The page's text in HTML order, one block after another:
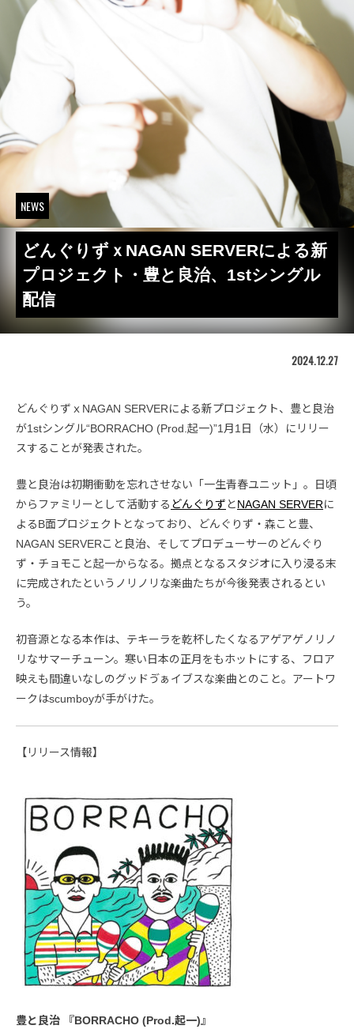
NEWS
どんぐりずｘNAGAN SERVERによる新
プロジェクト・豊と良治、1stシングル
配信
2024.12.27
どんぐりずｘNAGAN SERVERによる新プロジェクト、豊と良治
が1stシングル“BORRACHO (Prod.起一)”1月1日（水）にリリー
スすることが発表された。
豊と良治は初期衝動を忘れさせない「一生青春ユニット」。日頃
からファミリーとして活動する どんぐりず とNAGAN SERVERに
よるB面プロジェクトとなっており、どんぐりず・森こと豊、
NAGAN SERVERこと良治、そしてプロデューサーのどんぐり
ず・チョモこと起一からなる。拠点となるスタジオに入り浸る末
に完成されたというノリノリな楽曲たちが今後発表されるとい
う。
初音源となる本作は、テキーラを乾杯したくなるアゲアゲノリノ
リなサマーチューン。寒い日本の正月をもホットにする、フロア
映えも間違いなしのグッドゔぁイブスな楽曲とのこと。アートワ
ークはscumboyが手がけた。
【リリース情報】
豊と良治 『BORRACHO (Prod.起一)』